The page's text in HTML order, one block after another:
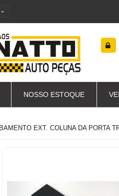
NOSSO ESTOQUE
EXT. COLUNA DA PORTA